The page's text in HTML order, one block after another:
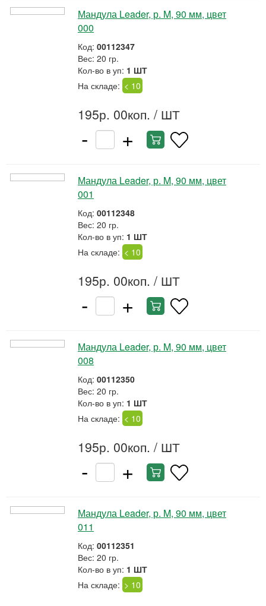
Мандула Leader, р. M, 90 мм, цвет
000
Код: 00112347
Вес: 20 гр.
Кол-во в уп: 1 ШТ
На складе: < 10
195р. 00коп. / ШТ
- +
Мандула Leader, р. M, 90 мм, цвет
001
Код: 00112348
Вес: 20 гр.
Кол-во в уп: 1 ШТ
На складе: < 10
195р. 00коп. / ШТ
- +
Мандула Leader, р. M, 90 мм, цвет
008
Код: 00112350
Вес: 20 гр.
Кол-во в уп: 1 ШТ
На складе: < 10
195р. 00коп. / ШТ
- +
Мандула Leader, р. M, 90 мм, цвет
011
Код: 00112351
Вес: 20 гр.
Кол-во в уп: 1 ШТ
На складе: > 10